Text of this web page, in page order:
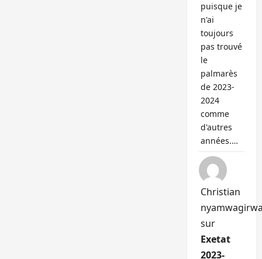
puisque je
n'ai
toujours
pas trouvé
le
palmarès
de 2023-
2024
comme
d'autres
années.…
Christian
sur
Exetat
2023-